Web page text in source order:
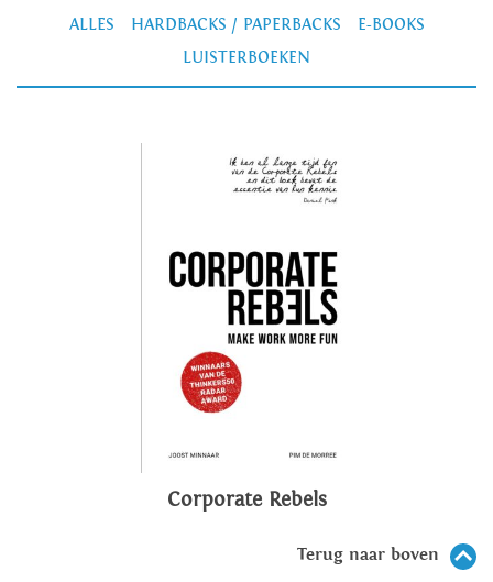
ALLES HARDBACKS / PAPERBACKS
E-BOOKS
LUISTERBOEKEN
Corporate Rebels
Terug naar boven